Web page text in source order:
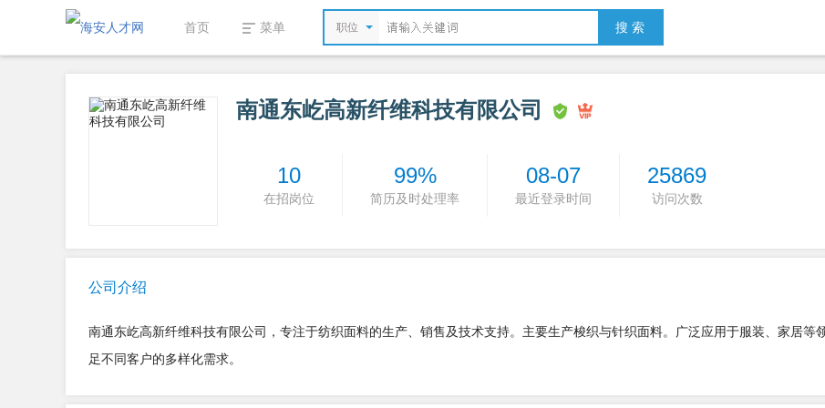
首页 菜单 职位 搜 索
南通东屹高新纤维科技有限公司
10
在招岗位
99%
简历及时处理率
08-07
最近登录时间
25869
访问次数
公司介绍
南通东屹高新纤维科技有限公司，专注于纺织面料的生产、销售及技术支持。主要生产梭织与针织面料。广泛应用于服装、家居等
足不同客户的多样化需求。